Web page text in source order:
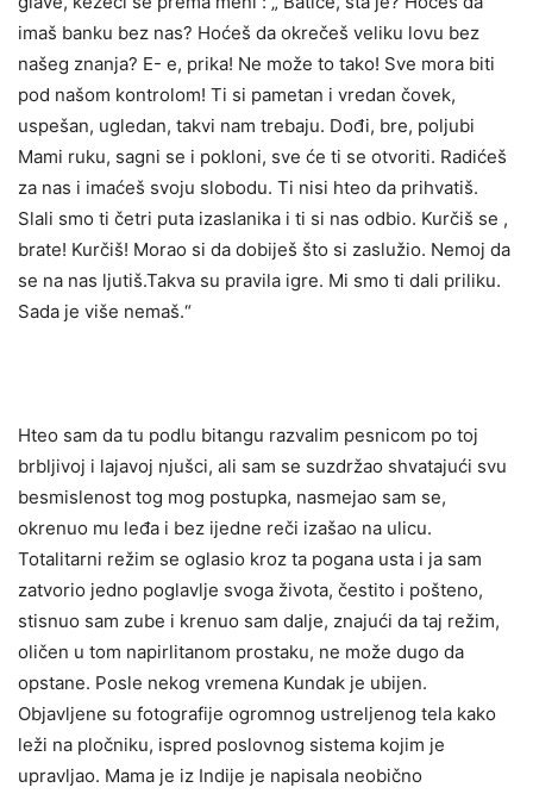
imaš banku bez nas? Hoćeš da okrečeš veliku lovu bez
našeg znanja? E- e, prika! Ne može to tako! Sve mora biti
pod našom kontrolom! Ti si pametan i vredan čovek,
uspešan, ugledan, takvi nam trebaju. Dođi, bre, poljubi
Mami ruku, sagni se i pokloni, sve će ti se otvoriti. Radićeš
za nas i imaćeš svoju slobodu. Ti nisi hteo da prihvatiš.
Slali smo ti četri puta izaslanika i ti si nas odbio. Kurčiš se ,
brate! Kurčiš! Morao si da dobiješ što si zaslužio. Nemoj da
se na nas ljutiš.Takva su pravila igre. Mi smo ti dali priliku.
Sada je više nemaš.“
Hteo sam da tu podlu bitangu razvalim pesnicom po toj
brbljivoj i lajavoj njušci, ali sam se suzdržao shvatajući svu
besmislenost tog mog postupka, nasmejao sam se,
okrenuo mu leđa i bez ijedne reči izašao na ulicu.
Totalitarni režim se oglasio kroz ta pogana usta i ja sam
zatvorio jedno poglavlje svoga života, čestito i pošteno,
stisnuo sam zube i krenuo sam dalje, znajući da taj režim,
oličen u tom napirlitanom prostaku, ne može dugo da
opstane. Posle nekog vremena Kundak je ubijen.
Objavljene su fotografije ogromnog ustreljenog tela kako
leži na pločniku, ispred poslovnog sistema kojim je
upravljao. Mama je iz Indije je napisala neobično